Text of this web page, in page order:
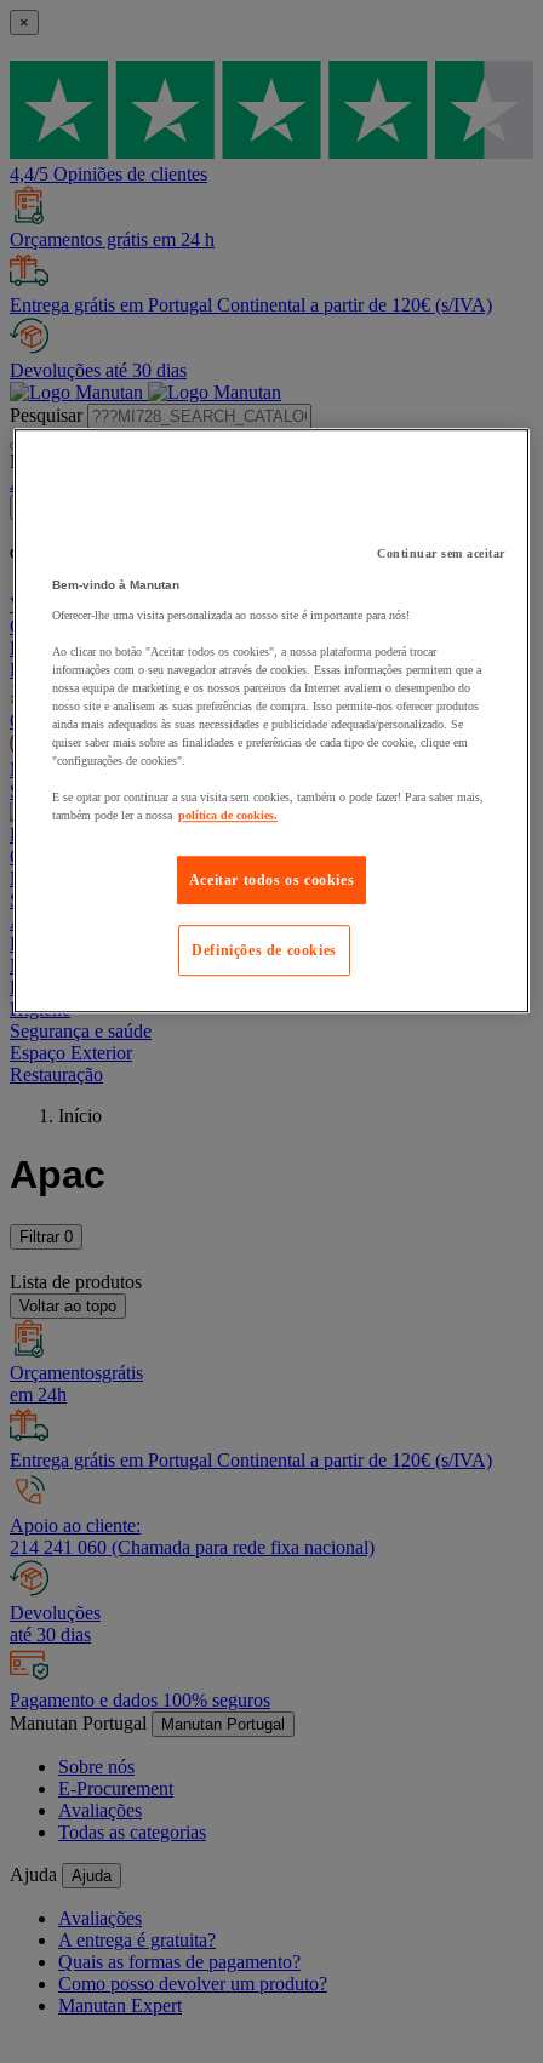
×
4,4/5 Opiniões de clientes
Orçamentos grátis em 24 h
Entrega grátis em Portugal Continental a partir de 120€ (s/IVA)
Devoluções até 30 dias
Pesquisar
Menu de conteúdos e históricos de pesquisa sugeridos
A minha conta
% novo artigo :
Ver o meu cesto
Continuar a comprar
PRODUTOS
PROMOÇÕES
Oferta Eco-Responsável
MANUTAN EXPERT
Siga a sua encomenda Pedir de orçamento 214 241 060
PROMOÇÕES
Oferta Eco-Responsável
MANUTAN EXPERT
Siga a sua encomenda Pedir de orçamento 214 241 060
Armazém
Embalagem e Caixa
Manutenção e Ferramentas
Escritório e Teletrabalho
Higiene
Segurança e saúde
Espaço Exterior
Restauração
Início
Apac
Filtrar 0
Lista de produtos
Voltar ao topo
Orçamentosgrátis
em 24h
Entrega grátis em Portugal Continental a partir de 120€ (s/IVA)
Apoio ao cliente:
214 241 060 (Chamada para rede fixa nacional)
Devoluções
até 30 dias
Pagamento e dados 100% seguros
Manutan Portugal
Manutan Portugal
Sobre nós
E-Procurement
Avaliações
Todas as categorias
Ajuda Ajuda
Avaliações
A entrega é gratuita?
Quais as formas de pagamento?
Como posso devolver um produto?
Manutan Expert
Continuar sem aceitar
Bem-vindo à Manutan
Oferecer-lhe uma visita personalizada ao nosso site é importante para nós!
Ao clicar no botão "Aceitar todos os cookies", a nossa plataforma poderá trocar
informações com o seu navegador através de cookies. Essas informações permitem que a
nossa equipa de marketing e os nossos parceiros da Internet avaliem o desempenho do
nosso site e analisem as suas preferências de compra. Isso permite-nos oferecer produtos
ainda mais adequados às suas necessidades e publicidade adequada/personalizado. Se
quiser saber mais sobre as finalidades e preferências de cada tipo de cookie, clique em
"configurações de cookies".
E se optar por continuar a sua visita sem cookies, também o pode fazer! Para saber mais,
também pode ler a nossa política de cookies.
Aceitar todos os cookies
Definições de cookies